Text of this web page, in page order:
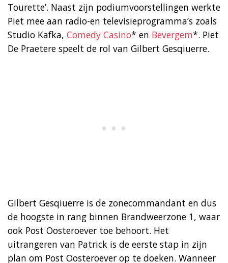
Tourette’. Naast zijn podiumvoorstellingen werkte
Piet mee aan radio-en televisieprogramma’s zoals
Studio Kafka, Comedy Casino* en Bevergem*. Piet
De Praetere speelt de rol van Gilbert Gesqiuerre.
Gilbert Gesqiuerre is de zonecommandant en dus
de hoogste in rang binnen Brandweerzone 1, waar
ook Post Oosteroever toe behoort. Het
uitrangeren van Patrick is de eerste stap in zijn
plan om Post Oosteroever op te doeken. Wanneer